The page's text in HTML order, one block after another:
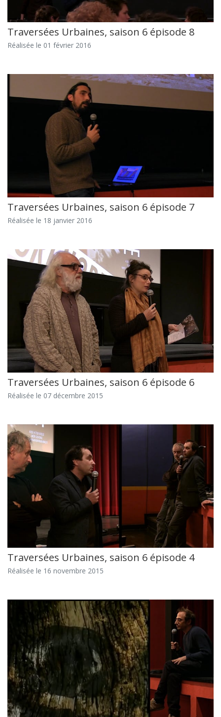
Traversées Urbaines, saison 6 épisode 8
Réalisée le 01 février 2016
Traversées Urbaines, saison 6 épisode 7
Réalisée le 18 janvier 2016
Traversées Urbaines, saison 6 épisode 6
Réalisée le 07 décembre 2015
Traversées Urbaines, saison 6 épisode 4
Réalisée le 16 novembre 2015